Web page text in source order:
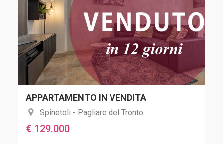
APPARTAMENTO IN VENDITA
Spinetoli - Pagliare del Tronto
€ 129.000